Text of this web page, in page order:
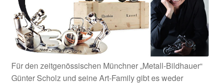
Für den zeitgenössischen Münchner „Metall-Bildhauer“
Günter Scholz und seine Art-Family gibt es weder